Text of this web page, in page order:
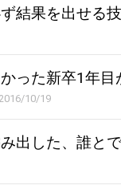
結果を出せる
った新卒1年
2016/10/19
出した、誰と